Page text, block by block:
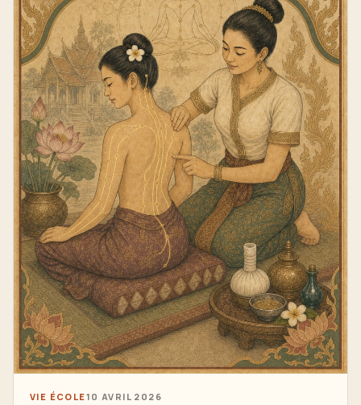
VIE ÉCOLE10 AVRIL 2026